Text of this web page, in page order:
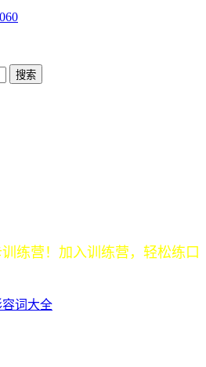
练营！加入训练营，轻松练口
容词大全